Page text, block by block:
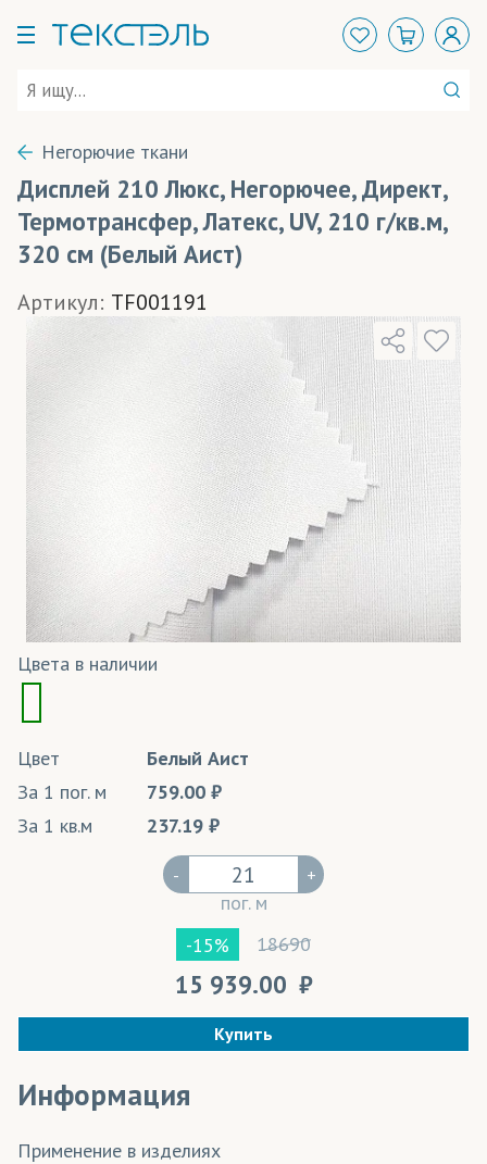
Негорючие ткани
Дисплей 210 Люкс, Негорючее, Директ,
Термотрансфер, Латекс, UV, 210 г/кв.м,
320 см (Белый Аист)
Артикул: TF001191
Цвета в наличии
Цвет
Белый Аист
За 1 пог. м
759.00
За 1 кв.м
237.19
-
пог. м
+
-15% 18690
15 939.00
Купить
Информация
Применение в изделиях